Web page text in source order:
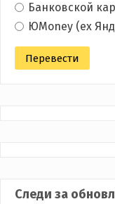
Банковской
ЮMoney (ex
Следи за